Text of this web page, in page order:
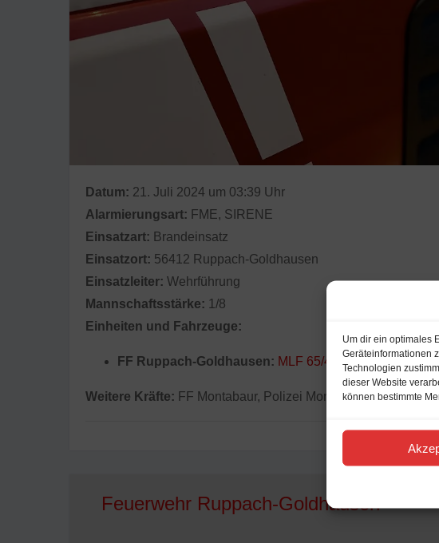
Um dir ein optimales
Geräteinformationen
Technologien
dieser Website
können bestimmte
Datum: 21. Juli 2024 um 03:39 Uhr
Alarmierungsart: FME, SIRENE
Einsatzart: Brandeinsatz
Einsatzort: 56412 Ruppach-Goldhausen
Einsatzleiter: Wehrführung
Mannschaftsstärke: 1/8
Einheiten und Fahrzeuge:
FF Ruppach-Goldhausen: MLF 65/44-1
Weitere Kräfte: FF Montabaur, Polizei Montabaur
Feuerwehr Ruppach-Goldhausen